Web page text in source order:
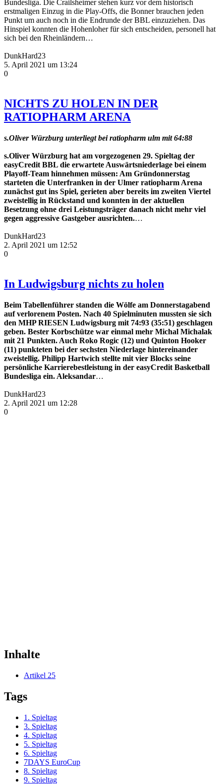
Bundesliga. Die Crailsheimer stehen kurz vor dem historisch
erstmaligen Einzug in die Play-Offs, die Bonner brauchen jeden
Punkt um auch noch in die Endrunde der BBL einzuziehen. Das
Hinspiel konnten die Hohenloher für sich entscheiden, personell hat
sich bei den Rheinländern…
DunkHard23
5. April 2021 um 13:24
0
NICHTS ZU HOLEN IN DER
RATIOPHARM ARENA
s.Oliver Würzburg unterliegt bei ratiopharm ulm mit 64:88
s.Oliver Würzburg hat am vorgezogenen 29. Spieltag der
easyCredit BBL die erwartete Auswärtsniederlage bei einem
Playoff-Team hinnehmen müssen: Am Gründonnerstag
starteten die Unterfranken in der Ulmer ratiopharm Arena
zunächst gut ins Spiel, gerieten aber bereits im zweiten Viertel
zweistellig in Rückstand und konnten in der aktuellen
Besetzung ohne drei Leistungsträger danach nicht mehr viel
gegen aggressive Gastgeber ausrichten.…
DunkHard23
2. April 2021 um 12:52
0
In Ludwigsburg nichts zu holen
Beim Tabellenführer standen die Wölfe am Donnerstagabend
auf verlorenem Posten. Nach 40 Spielminuten mussten sie sich
den MHP RIESEN Ludwigsburg mit 74:93 (35:51) geschlagen
geben. Bester Korbschütze war einmal mehr Michal Michalak
mit 21 Punkten. Auch Roko Rogic (12) und Quinton Hooker
(11) punkteten bei der sechsten Niederlage hintereinander
zweistellig. Philipp Hartwich stellte mit vier Blocks seine
persönliche Karrierebestleistung in der easyCredit Basketball
Bundesliga ein. Aleksandar…
DunkHard23
2. April 2021 um 12:28
0
Inhalte
Artikel 25
Tags
1. Spieltag
3. Spieltag
4. Spieltag
5. Spieltag
6. Spieltag
7DAYS EuroCup
8. Spieltag
9. Spieltag